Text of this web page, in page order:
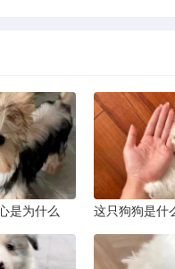
是为什么